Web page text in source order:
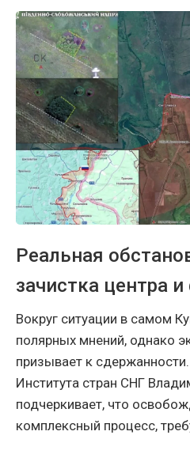
Реальная
зачистка центра
Вокруг ситуации в самом
полярных мнений, однако
призывает к
Института стран СНГ
подчеркивает, что
комплексный процесс,